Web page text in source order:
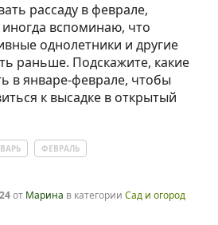
рассаду в феврале,
вспоминаю, что
однолетники и другие
раньше. Подскажите, какие
в январе-феврале, чтобы
к высадке в открытый
ФЕВРАЛЬ
от Марина в категории Сад и огород